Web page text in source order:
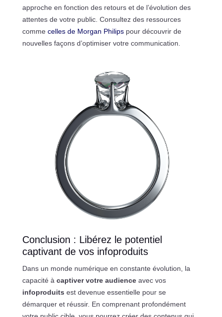
approche en fonction des retours et de l’évolution des
attentes de votre public. Consultez des ressources
comme celles de Morgan Philips pour découvrir de
nouvelles façons d’optimiser votre communication.
Conclusion : Libérez le potentiel
captivant de vos infoproduits
Dans un monde numérique en constante évolution, la
capacité à captiver votre audienceavec vos
infoproduits est devenue essentielle pour se
démarquer et réussir. En comprenant profondément